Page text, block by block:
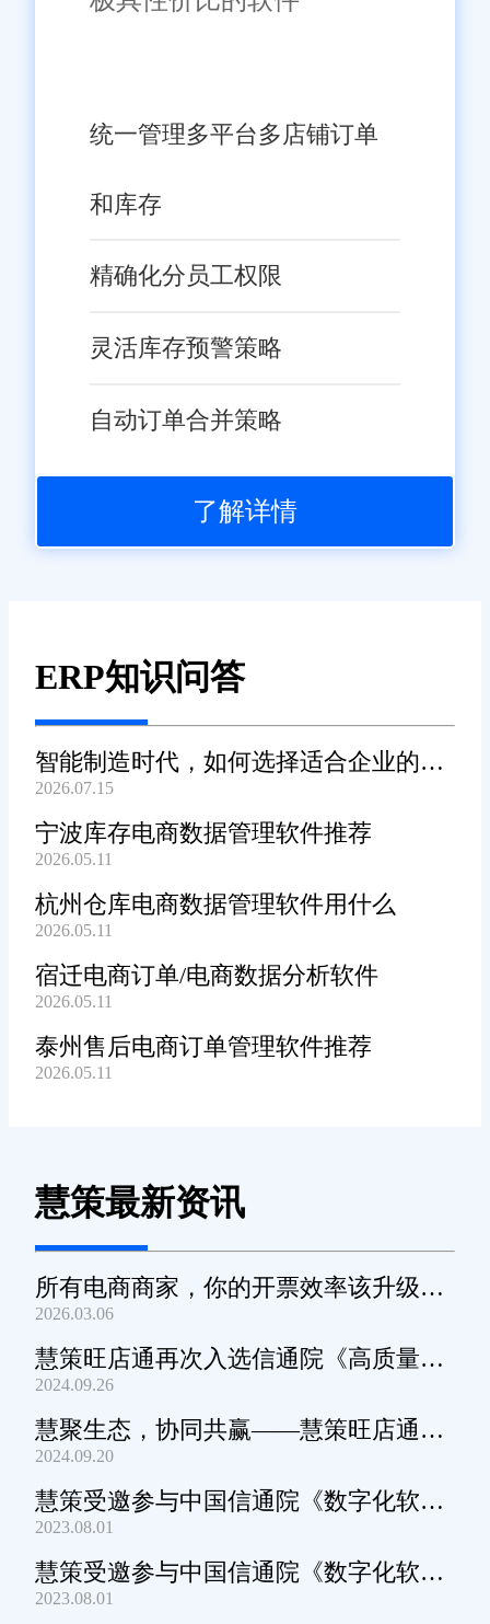
统一管理多平台多店铺订单
和库存
精确化分员工权限
灵活库存预警策略
自动订单合并策略
了解详情
ERP知识问答
智能制造时代，如何选择适合企业的
WMS系统?
2026.07.15
宁波库存电商数据管理软件推荐
2026.05.11
杭州仓库电商数据管理软件用什么
2026.05.11
宿迁电商订单/电商数据分析软件
2026.05.11
泰州售后电商订单管理软件推荐
2026.05.11
慧策最新资讯
所有电商商家，你的开票效率该升级
了！
2026.03.06
慧策旺店通再次入选信通院《高质量数
字化转型产品及服务全景图》
2024.09.26
慧聚生态，协同共赢——慧策旺店通生
态交流会深圳站圆满举办
2024.09.20
慧策受邀参与中国信通院《数字化软件
产品及服务能力》规范编制工作
2023.08.01
慧策受邀参与中国信通院《数字化软件
产品及服务能力》规范编制工作
2023.08.01